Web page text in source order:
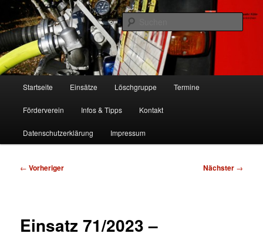
Zum
primären
Inhalt
springenFF Köln, LG RD
Freiwillige Feuerwehr Köln, Löschgruppe Rodenkirchen
Startseite Einsätze Löschgruppe Termine
Förderverein Infos & Tipps Kontakt
Datenschutzerklärung Impressum
Beitragsnavigation
← Vorheriger Nächster →
Einsatz 71/2023 –